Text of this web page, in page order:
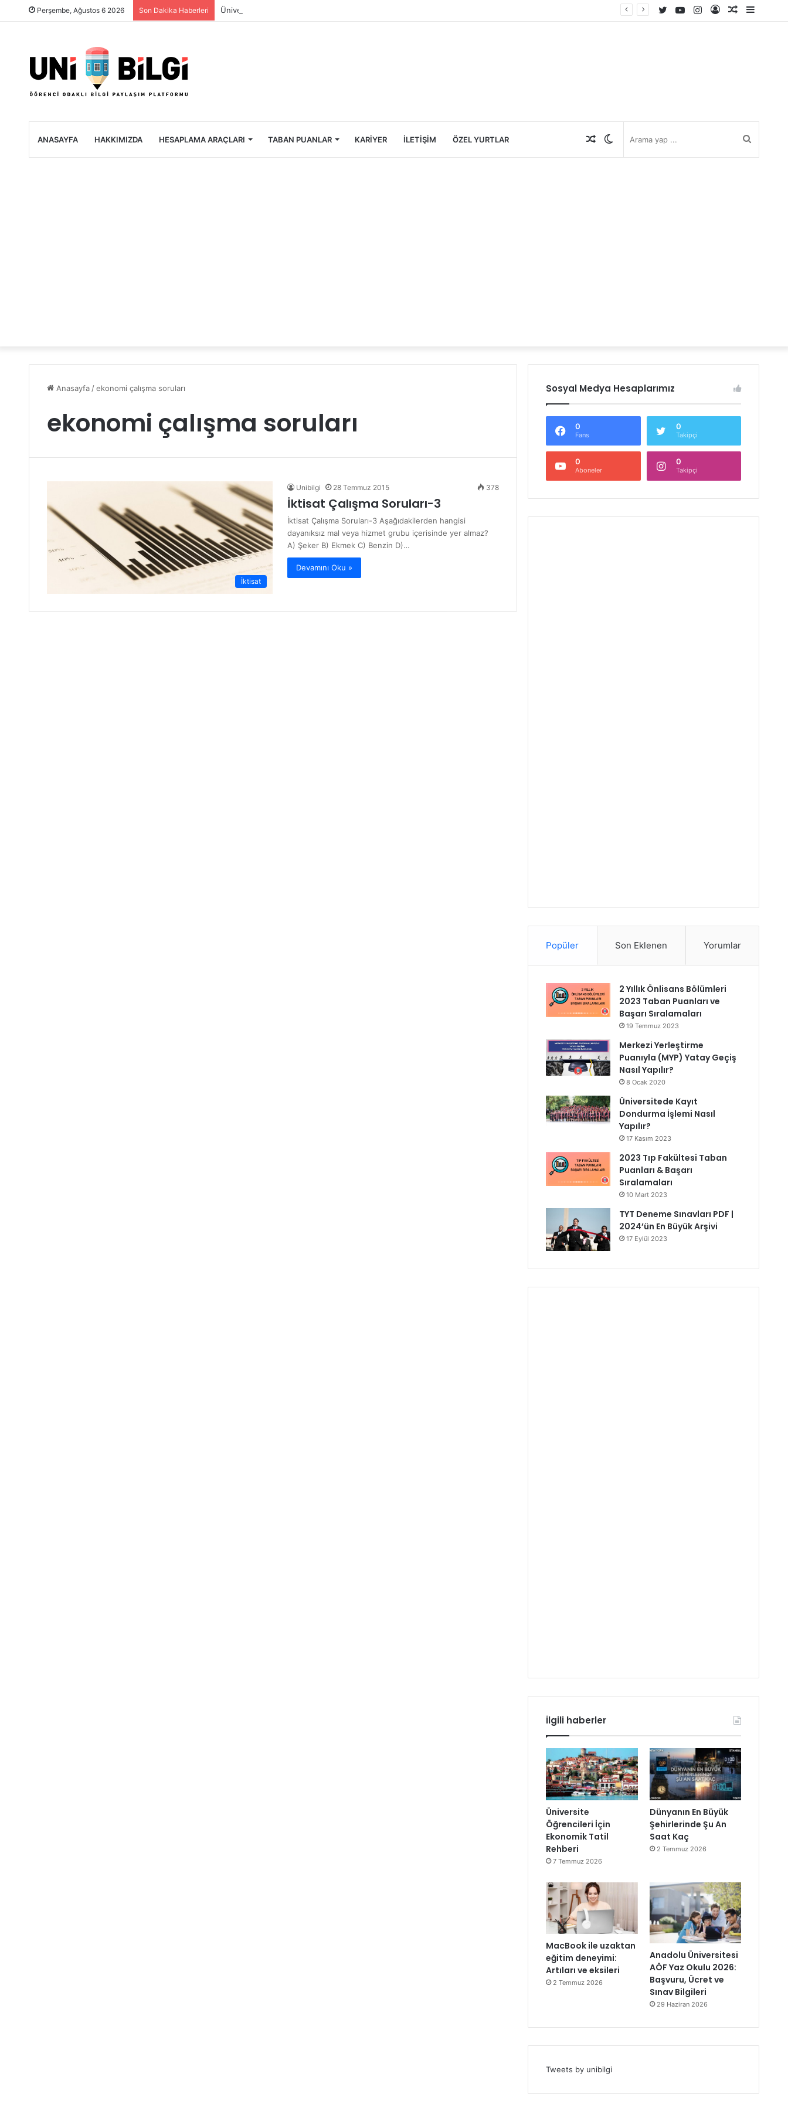
Perşembe, Ağustos 6 2026 Son Dakika Haberleri Üniversite Öğrencileri İçin Ekonomik Tatil Rehberi
Rastgele
Kayıt
Instagram
YouTube
Twitter
ANASAYFA HAKKIMIZDA HESAPLAMA ARAÇLARI TABAN PUANLAR KARIYER İLETIŞIM ÖZEL YURTLAR Rastgele
Anasayfa / ekonomi çalışma soruları
ekonomi çalışma soruları
İktisat
Unibilgi 28 Temmuz 2015 378
İktisat Çalışma Soruları-3
İktisat Çalışma Soruları-3 Aşağıdakilerden hangisi
dayanıksız mal veya hizmet grubu içerisinde yer almaz?
A) Şeker B) Ekmek C) Benzin D)…
Devamını Oku »
Sosyal Medya Hesaplarımız
0
Fans
0
Takipçi
0
Aboneler
0
Takipçi
Popüler Son Eklenen Yorumlar
2 Yıllık Önlisans Bölümleri
2023 Taban Puanları ve
Başarı Sıralamaları
19 Temmuz 2023
Merkezi Yerleştirme
Puanıyla (MYP) Yatay Geçiş
Nasıl Yapılır?
8 Ocak 2020
Üniversitede Kayıt
Dondurma İşlemi Nasıl
Yapılır?
17 Kasım 2023
2023 Tıp Fakültesi Taban
Puanları & Başarı
Sıralamaları
10 Mart 2023
TYT Deneme Sınavları PDF |
2024’ün En Büyük Arşivi
17 Eylül 2023
İlgili haberler
Üniversite
Öğrencileri İçin
Ekonomik Tatil
Rehberi
7 Temmuz 2026
Dünyanın En Büyük
Şehirlerinde Şu An
Saat Kaç
2 Temmuz 2026
MacBook ile uzaktan
eğitim deneyimi:
Artıları ve eksileri
2 Temmuz 2026
Anadolu Üniversitesi
AÖF Yaz Okulu 2026:
Başvuru, Ücret ve
Sınav Bilgileri
29 Haziran 2026
Tweets by unibilgi